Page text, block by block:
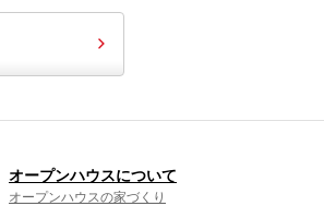
オープンハウスについて
オープンハウスの家づくり